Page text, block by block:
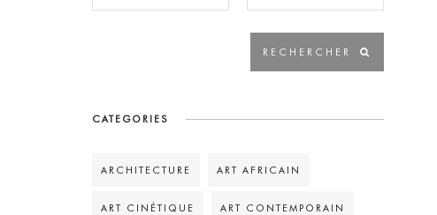
CATEGORIES
ARCHITECTURE ART AFRICAIN
ART CINÉTIQUE ART CONTEMPORAIN